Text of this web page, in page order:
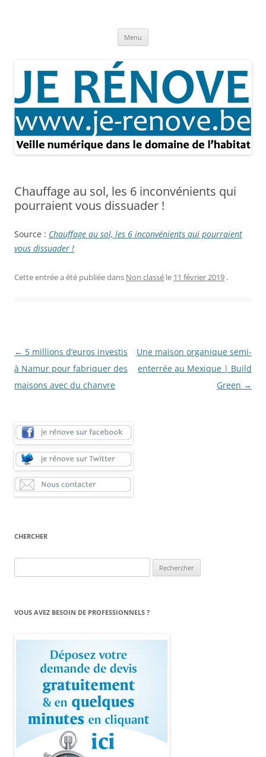
Menu
Chauffage au sol, les 6 inconvénients qui
pourraient vous dissuader !
Source : Chauffage au sol, les 6 inconvénients qui pourraient
vous dissuader !
Cette entrée a été publiée dans Non classé le 11 février 2019 .
Navigation
des
articles
← 5 millions d’euros investis
à Namur pour fabriquer des
maisons avec du chanvre
Une maison organique semi-
enterrée au Mexique | Build
Green →
CHERCHER
VOUS AVEZ BESOIN DE PROFESSIONNELS ?